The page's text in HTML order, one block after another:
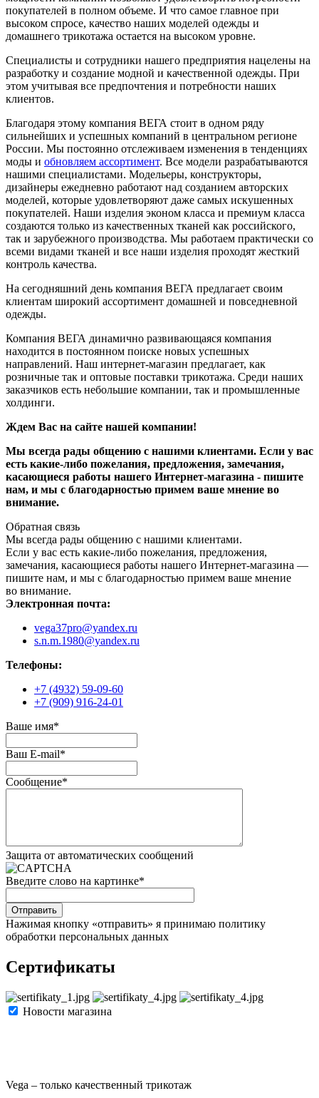
покупателей в полном объеме. И что самое главное при
высоком спросе, качество наших моделей одежды и
домашнего трикотажа остается на высоком уровне.
Специалисты и сотрудники нашего предприятия нацелены на
разработку и создание модной и качественной одежды. При
этом учитывая все предпочтения и потребности наших
клиентов.
Благодаря этому компания ВЕГА стоит в одном ряду
сильнейших и успешных компаний в центральном регионе
России. Мы постоянно отслеживаем изменения в тенденциях
моды и обновляем ассортимент. Все модели разрабатываются
нашими специалистами. Модельеры, конструкторы,
дизайнеры ежедневно работают над созданием авторских
моделей, которые удовлетворяют даже самых искушенных
покупателей. Наши изделия эконом класса и премиум класса
создаются только из качественных тканей как российского,
так и зарубежного производства. Мы работаем практически со
всеми видами тканей и все наши изделия проходят жесткий
контроль качества.
На сегодняшний день компания ВЕГА предлагает своим
клиентам широкий ассортимент домашней и повседневной
одежды.
Компания ВЕГА динамично развивающаяся компания
находится в постоянном поиске новых успешных
направлений. Наш интернет-магазин предлагает, как
розничные так и оптовые поставки трикотажа. Среди наших
заказчиков есть небольшие компании, так и промышленные
холдинги.
Ждем Вас на сайте нашей компании!
Мы всегда рады общению с нашими клиентами. Если у вас
есть какие-либо пожелания, предложения, замечания,
касающиеся работы нашего Интернет-магазина - пишите
нам, и мы с благодарностью примем ваше мнение во
внимание.
Обратная связь
Мы всегда рады общению с нашими клиентами.
Если у вас есть какие-либо пожелания, предложения,
замечания, касающиеся работы нашего Интернет-магазина —
пишите нам, и мы с благодарностью примем ваше мнение
во внимание.
Электронная почта:
vega37pro@yandex.ru
s.n.m.1980@yandex.ru
Телефоны:
+7 (4932) 59-09-60
+7 (909) 916-24-01
Ваше имя*
Ваш E-mail*
Сообщение*
Защита от автоматических сообщений
Введите слово на картинке*
Нажимая кнопку «отправить» я принимаю политику
обработки персональных данных
Сертификаты
Новости магазина
Vega – только качественный трикотаж